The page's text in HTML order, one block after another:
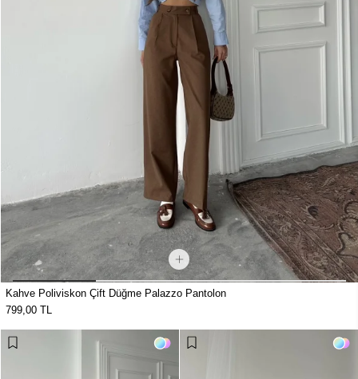
Kahve Poliviskon Çift Düğme Palazzo Pantolon
799,00 TL